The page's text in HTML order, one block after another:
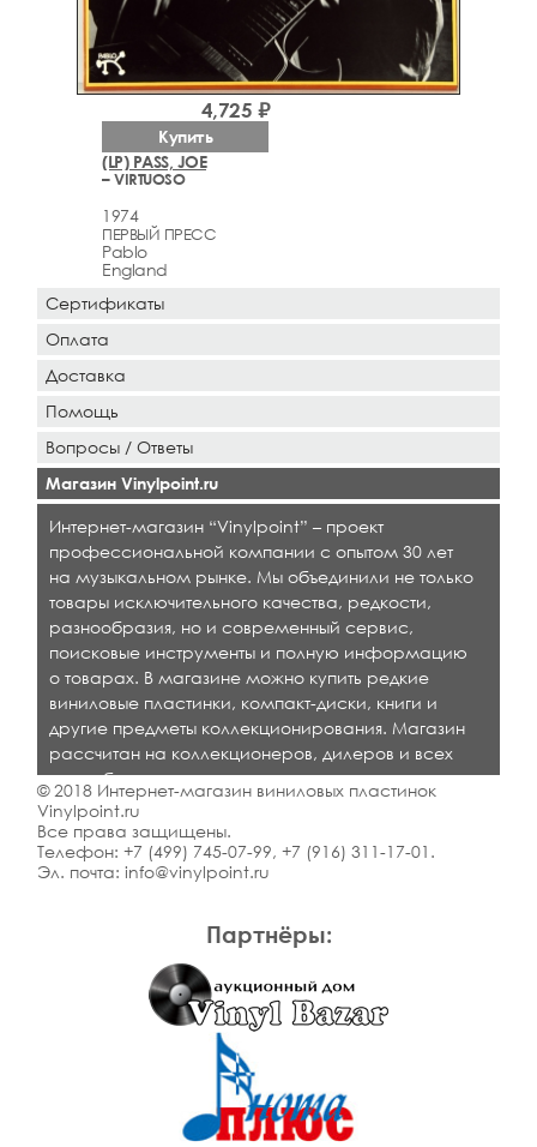
(LP) PASS, JOE
– VIRTUOSO
1974
ПЕРВЫЙ ПРЕСС
Pablo
England
4,725 ₽
Купить
Партнёры:
Сертификаты
Оплата
Доставка
Помощь
Вопросы / Ответы
Магазин Vinylpoint.ru
Интернет-магазин “Vinylpoint” – проект
профессиональной компании с опытом 30 лет
на музыкальном рынке. Мы объединили не только
товары исключительного качества, редкости,
разнообразия, но и современный сервис,
поисковые инструменты и полную информацию
о товарах. В магазине можно купить редкие
виниловые пластинки, компакт-диски, книги и
другие предметы коллекционирования. Магазин
рассчитан на коллекционеров, дилеров и всех
кто любит качественную музыку.
© 2018 Интернет-магазин виниловых пластинок
Vinylpoint.ru
Все права защищены.
Телефон: +7 (499) 745-07-99, +7 (916) 311-17-01 .
Эл. почта: info@vinylpoint.ru